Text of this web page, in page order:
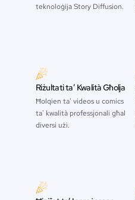
teknoloġija Story Diffusion.
Riżultati ta’ Kwalità Għolja
Ħolqien ta' videos u comics
ta' kwalità professjonali għal
diversi użi.